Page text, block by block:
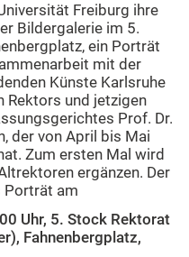
Freiburg ihre
Bildergalerie im 5.
ein Porträt
mit der
Künste Karlsruhe
Rektors und jetzigen
Prof. Dr.
der von April bis Mai
Zum ersten Mal wird
ergänzen. Der
Porträt am
Uhr, 5. Stock Rektorat
Fahnenbergplatz,